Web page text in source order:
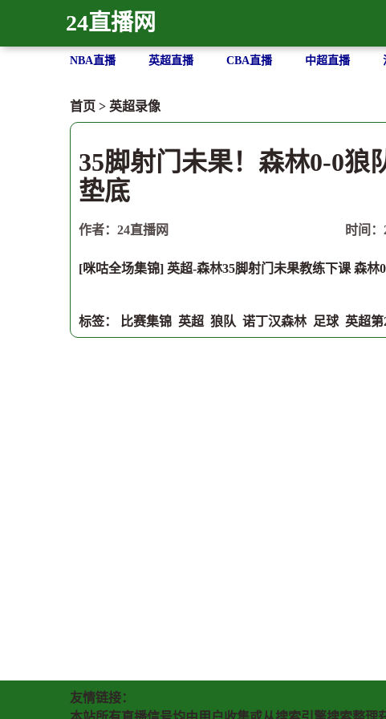
24直播网
NBA直播 英超直播 CBA直播 中超直播
首页 > 英超录像
35脚射门未果！森林0-0狼
垫底
作者：24直播网 时间
[咪咕全场集锦] 英超-森林35脚射门未果教练下课 森林
标签： 比赛集锦 英超 狼队 诺丁汉森林 足球 英超第
友情链接：